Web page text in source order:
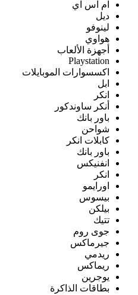
ام اس اي
ديل
لينوفو
هواوي
أجهزة الألعاب
Playstation
اكسسوارات الموبايلات
ابل
انكر
أنكر ساوندكور
باور بانك
شواحن
كابلات انكر
باور بانك
انفنيكس
انكر
اورايمو
بيسوس
بيلكن
تتيك
جوى روم
جيرماكس
ريدمي
ريماكس
يوجرين
بطاقات الذاكرة